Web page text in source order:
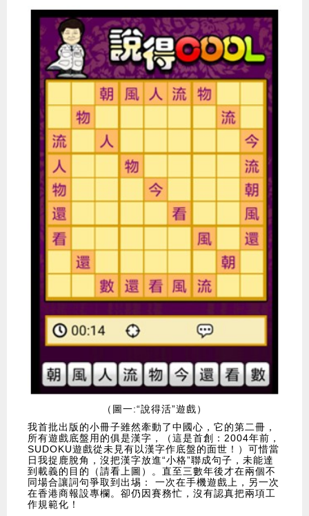
（圖一:“說得活”遊戲）
我首批出版的小冊子雖然牽動了中國心，它的第二冊，
所有遊戲底盤用的俱是漢字，（這是首創：2004年前，
SUDOKU遊戲從未見有以漢字作底盤的面世！）可惜當
日我捉鹿脫角，沒把漢字放進“小格”聯成句子，未能達
到載義的目的（請看上圖）。直至三數年後才在兩個不
同場合讓詞句爭取到出埸： 一次在手機遊戲上，另一次
在香港商報設專欄。卻仍因賽務忙，沒有認真把兩項工
作規範化！